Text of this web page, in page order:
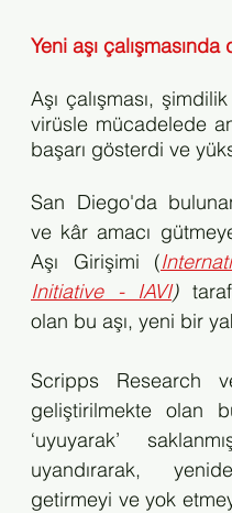
Yeni aşı
Aşı çalışması,
virüsle mücadelede
başarı gösterdi ve
San Diego'da
ve kâr amacı
Aşı Girişimi (
Initiative - IAVI)
olan bu aşı, yeni bir
Scripps Research
geliştirilmekte olan
‘uyuyarak’
uyandırarak,
getirmeyi ve yok